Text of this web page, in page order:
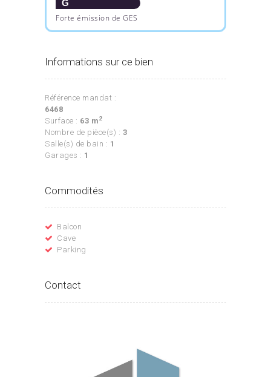
G
Forte émission de GES
Informations sur ce bien
Référence mandat :
6468
Surface : 63 m2
Nombre de pièce(s) : 3
Salle(s) de bain : 1
Garages : 1
Commodités
Balcon
Cave
Parking
Contact